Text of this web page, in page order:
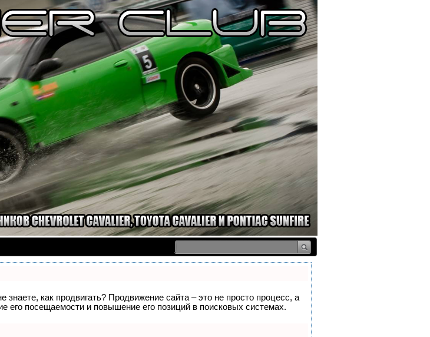
знаете, как продвигать? Продвижение сайта – это не просто процесс, а
его посещаемости и повышение его позиций в поисковых системах.